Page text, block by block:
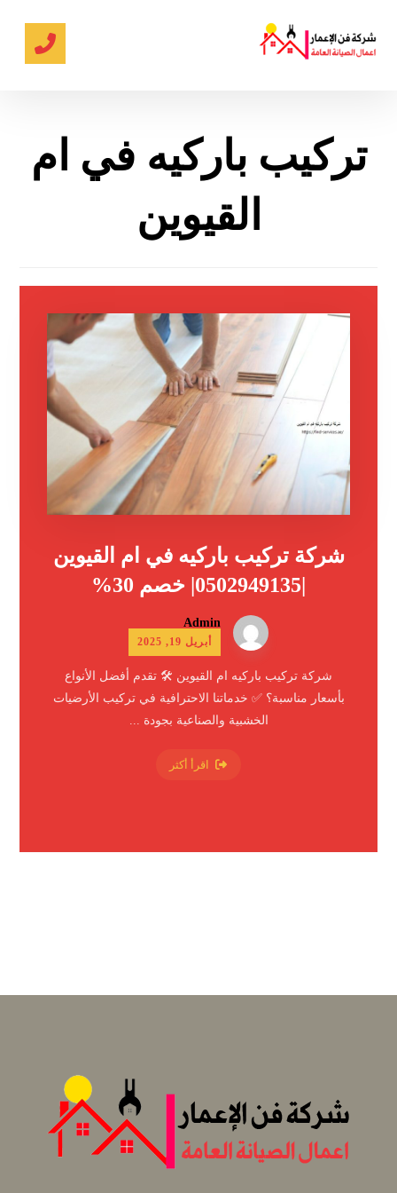
تركيب باركيه في ام
القيوين
شركة تركيب باركيه في ام القيوين
Admin
أبريل 19, 2025
شركة تركيب باركيه ام القيوين 🛠️ تقدم أفضل الأنواع
بأسعار مناسبة؟ ✅ خدماتنا الاحترافية في تركيب الأرضيات
الخشبية والصناعية بجودة ...
اقرأ أكثر